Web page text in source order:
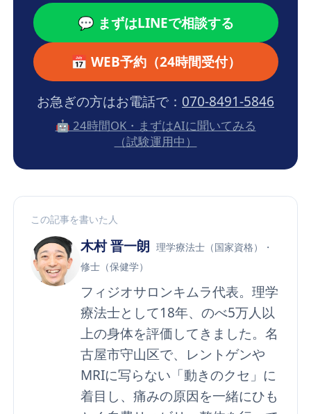
💬 まずはLINEで相談する
📅 WEB予約（24時間受付）
お急ぎの方はお電話で： 070-8491-5846
🤖 24時間OK・まずはAIに聞いてみる
（試験運用中）
この記事を書いた人
木村 晋一朗 理学療法士（国家資格）・
修士（保健学）
フィジオサロンキムラ代表。理学
療法士として18年、のべ5万人以
上の身体を評価してきました。名
古屋市守山区で、レントゲンや
MRIに写らない「動きのクセ」に
着目し、痛みの原因を一緒にひも